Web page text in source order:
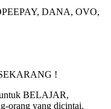
DANA, OVO,
!
BELAJAR,
orang yang dicintai.